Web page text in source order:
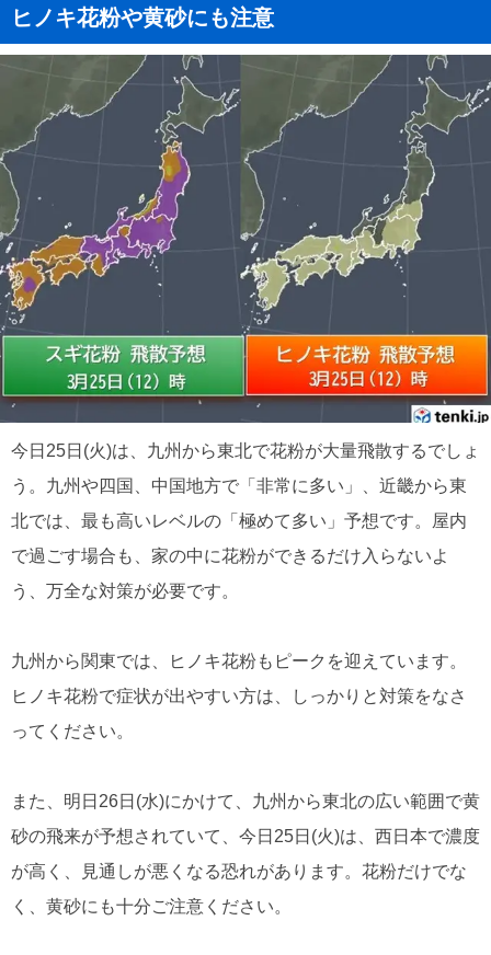
ヒノキ花粉や黄砂にも注意
今日25日(火)は、九州から東北で花粉が大量飛散するでしょ
う。九州や四国、中国地方で「非常に多い」、近畿から東
北では、最も高いレベルの「極めて多い」予想です。屋内
で過ごす場合も、家の中に花粉ができるだけ入らないよ
う、万全な対策が必要です。
九州から関東では、ヒノキ花粉もピークを迎えています。
ヒノキ花粉で症状が出やすい方は、しっかりと対策をなさ
ってください。
また、明日26日(水)にかけて、九州から東北の広い範囲で黄
砂の飛来が予想されていて、今日25日(火)は、西日本で濃度
が高く、見通しが悪くなる恐れがあります。花粉だけでな
く、黄砂にも十分ご注意ください。